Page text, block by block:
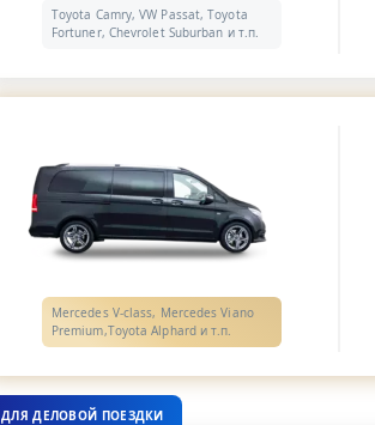
Toyota Camry, VW Passat, Toyota
Fortuner, Chevrolet Suburban и т.п.
Mercedes V-class, Mercedes Viano
Premium,Toyota Alphard и т.п.
ДЛЯ ДЕЛОВОЙ ПОЕЗДКИ